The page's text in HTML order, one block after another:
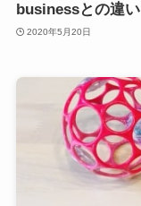
businessとの違い
2020年5月20日